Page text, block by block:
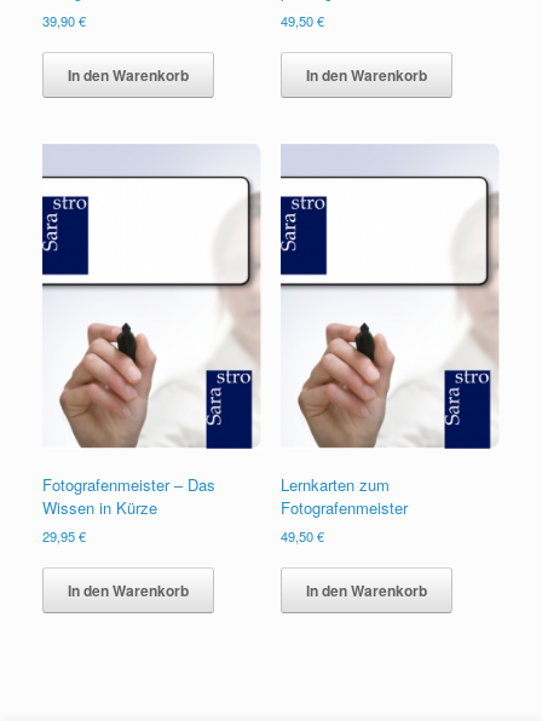
39,90€
In den Warenkorb
49,50€
In den Warenkorb
Fotografenmeister – Das
Wissen in Kürze
29,95€
In den Warenkorb
Lernkarten zum
Fotografenmeister
49,50€
In den Warenkorb